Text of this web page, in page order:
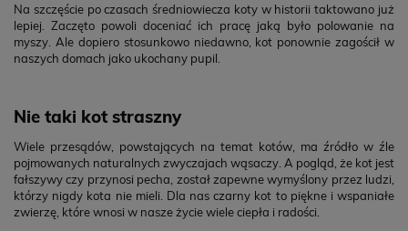
Na szczęście po czasach średniowiecza koty w historii taktowano już
lepiej. Zaczęto powoli doceniać ich pracę jaką było polowanie na
myszy. Ale dopiero stosunkowo niedawno, kot ponownie zagościł w
naszych domach jako ukochany pupil.
Nie taki kot straszny
Wiele przesądów, powstających na temat kotów, ma źródło w źle
pojmowanych naturalnych zwyczajach wąsaczy. A pogląd, że kot jest
fałszywy czy przynosi pecha, został zapewne wymyślony przez ludzi,
którzy nigdy kota nie mieli. Dla nas czarny kot to piękne i wspaniałe
zwierzę, które wnosi w nasze życie wiele ciepła i radości.